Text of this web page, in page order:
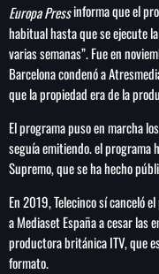
Europa Pressinforma que el
habitual hasta que se ejecute
varias semanas”. Fue en
Barcelona condenó a
que la propiedad era de la
El programa puso en marcha
seguía emitiendo. el programa
Supremo, que se ha hecho
En 2019, Telecinco sí canceló
a Mediaset España a cesar las
productora británica ITV, que
formato.